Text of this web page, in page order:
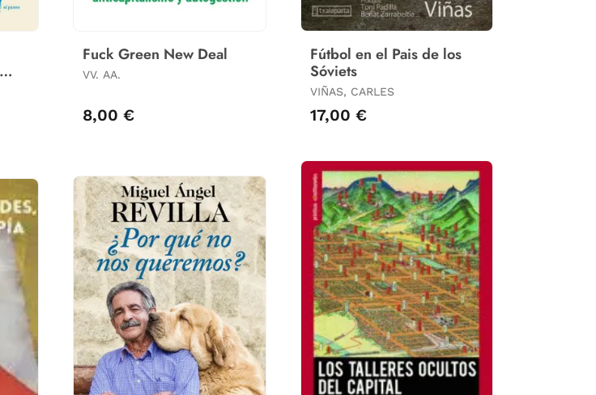
Fuck Green New Deal
VV. AA.
8,00 €
Fútbol en el Pais de los
Sóviets
VIÑAS, CARLES
17,00 €